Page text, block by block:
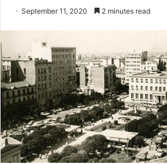
September 11, 2020 2 minutes read